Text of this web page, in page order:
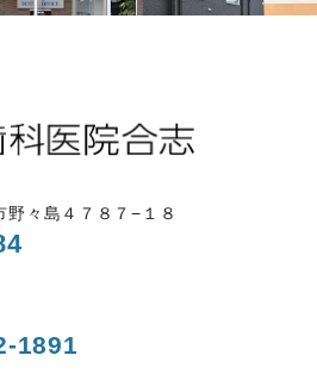
々島４７８７−１８
1891